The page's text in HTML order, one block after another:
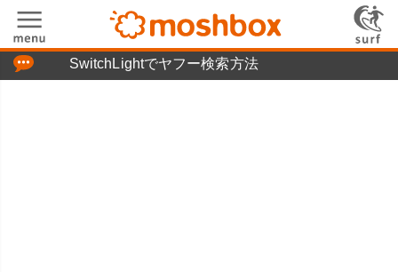
SwitchLightでヤフー検索方法
「つぶやき」の使い方